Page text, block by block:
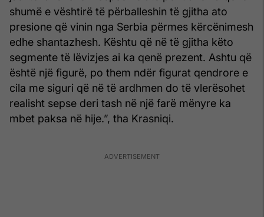
shumë e vështirë të përballeshin të gjitha ato
presione që vinin nga Serbia përmes kërcënimesh
edhe shantazhesh. Kështu që në të gjitha këto
segmente të lëvizjes ai ka qenë prezent. Ashtu që
është një figurë, po them ndër figurat qendrore e
cila me siguri që në të ardhmen do të vlerësohet
realisht sepse deri tash në një farë mënyre ka
mbet paksa në hije.”, tha Krasniqi.